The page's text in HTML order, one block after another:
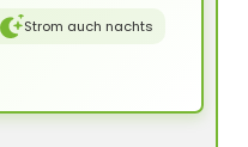
Strom auch nachts